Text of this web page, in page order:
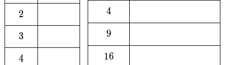
2
2
3
3
4
4
4
4
9
9
16
16